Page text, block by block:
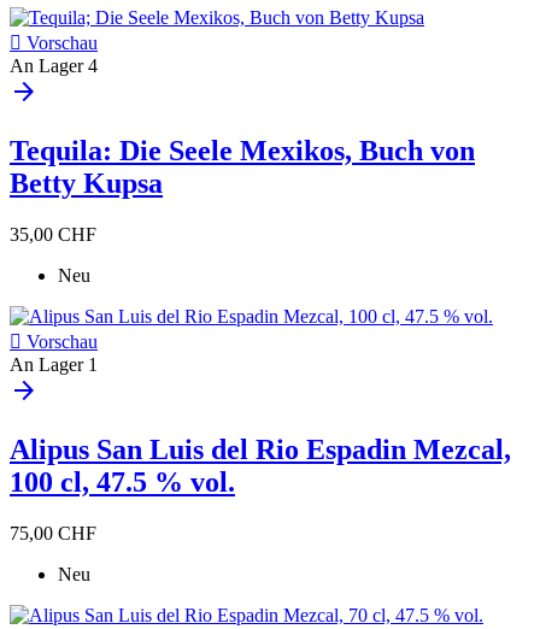
 Vorschau
An Lager 4
arrow_forward
Tequila: Die Seele Mexikos, Buch von
Betty Kupsa
35,00 CHF
Neu
 Vorschau
An Lager 1
arrow_forward
Alipus San Luis del Rio Espadin Mezcal,
100 cl, 47.5 % vol.
75,00 CHF
Neu